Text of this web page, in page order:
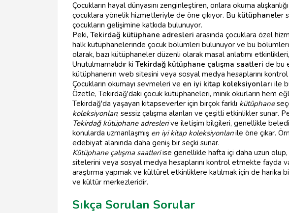
Çocukların hayal dünyasını zenginleştiren, onlara okuma
çocuklara yönelik hizmetleriyle de öne çıkıyor. Bu kütüphaneler
çocukların gelişimine katkıda bulunuyor.
Peki, Tekirdağ kütüphane adresleri arasında çocuklara özel
halk kütüphanelerinde çocuk bölümleri bulunuyor ve bu
olarak, bazı kütüphaneler düzenli olarak masal anlatımı
Unutulmamalıdır ki Tekirdağ kütüphane çalışma saatleri de bu
kütüphanenin web sitesini veya sosyal medya hesaplarını
Çocukların okumayı sevmeleri ve en iyi kitap koleksiyonları ile
Özetle, Tekirdağ'daki çocuk kütüphaneleri, minik okurların hem
Tekirdağ'da yaşayan kitapseverler için birçok farklı kütüphane
koleksiyonları, sessiz çalışma alanları ve çeşitli etkinlikler sunar.
Tekirdağ kütüphane adreslerive iletişim bilgileri, genellikle
konularda uzmanlaşmış en iyi kitap koleksiyonlarıile öne çıkar.
edebiyat alanında daha geniş bir seçki sunar.
Kütüphane çalışma saatleriise genellikle hafta içi daha uzun
sitelerini veya sosyal medya hesaplarını kontrol etmekte fayda
araştırma yapmak ve kültürel etkinliklere katılmak için de harika
ve kültür merkezleridir.
Sıkça Sorulan Sorular